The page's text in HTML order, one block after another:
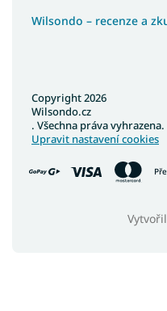
Wilsondo – recenze a
Copyright 2026
Wilsondo.cz
. Všechna práva vyhrazena.
Upravit nastavení cookies